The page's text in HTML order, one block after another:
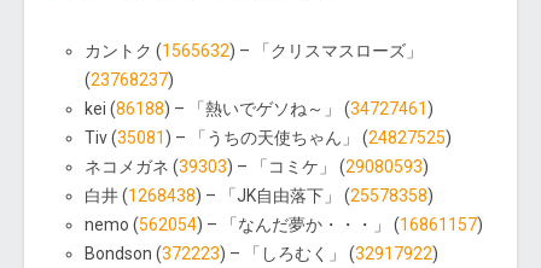
カントク (1565632) – 「クリスマスローズ」
(23768237)
kei (86188) – 「熱いでゲソね～」 (34727461 )
Tiv (35081 ) – 「うちの天使ちゃん」 (24827525)
ネコメガネ (39303) – 「コミケ」 (29080593)
白井 (1268438) – 「JK自由落下」 (25578358)
nemo (562054) – 「なんだ夢か・・・」 (16861157)
Bondson (372223) – 「しろむく」 (32917922)